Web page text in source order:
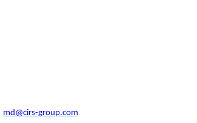
md@cirs-group.com